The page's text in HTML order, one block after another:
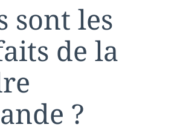
sont les
de la
?